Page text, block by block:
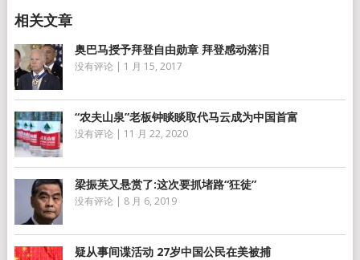
奥巴马授予拜登自由勋章 拜登感动落泪
没有评论 | 1 月 15, 2017
“农夫山泉”老板钟睒睒取代马云成为中国首富
没有评论 | 11 月 22, 2020
梁振英又悬赏了:这次要抓堵路“狂徒”
没有评论 | 8 月 6, 2019
疑从事间谍活动 27岁中国公民在美被捕